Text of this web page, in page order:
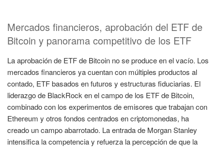
Mercados financieros, aprobación del ETF de
Bitcoin y panorama competitivo de los ETF
La aprobación de ETF de Bitcoin no se produce en el vacío. Los
mercados financieros ya cuentan con múltiples productos al
contado, ETF basados en futuros y estructuras fiduciarias. El
liderazgo de BlackRock en el campo de los ETF de Bitcoin,
combinado con los experimentos de emisores que trabajan con
Ethereum y otros fondos centrados en criptomonedas, ha
creado un campo abarrotado. La entrada de Morgan Stanley
intensifica la competencia y refuerza la percepción de que la